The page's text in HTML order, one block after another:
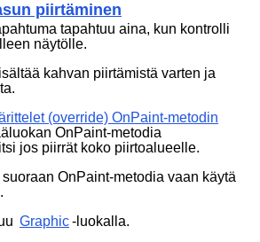
piirtäminen
tapahtuu aina, kun kontrolli
näytölle.
kahvan piirtämistä varten ja
(override) OnPaint-metodin
OnPaint-metodia
jos piirrät koko piirtoalueelle.
OnPaint-metodia vaan käytä
Graphic-luokalla.